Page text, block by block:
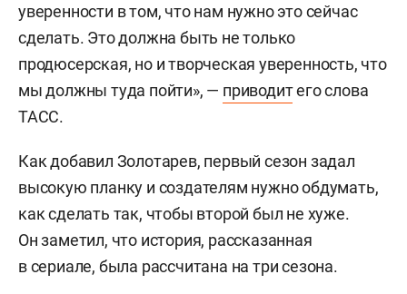
уверенности в том, что нам нужно это сейчас
сделать. Это должна быть не только
продюсерская, но и творческая уверенность, что
мы должны туда пойти», — приводитего слова
ТАСС.
Как добавил Золотарев, первый сезон задал
высокую планку и создателям нужно обдумать,
как сделать так, чтобы второй был не хуже.
Он заметил, что история, рассказанная
в сериале, была рассчитана на три сезона.